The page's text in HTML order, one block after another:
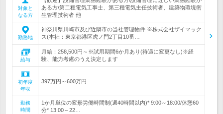
対象と
なる方
ある方/第二種電気工事士、第三種電気主任技術者、建築物環境衛
生管理技術者 他
勤務地
神奈川県川崎市及び近隣市の当社管理物件 ※株式会社ザイマック
ス(本社：東京都港区虎ノ門2丁目10番…
給与
月給：258,500円～※試用期間6か月あり(待遇に変更なし)※経
験、能力考慮のうえ決定します
初年度
年収
397万円～600万円
勤務
時間
1か月単位の変形労働時間制(週40時間以内)* 9:00～18:00/休憩60
分* 13:00～22…